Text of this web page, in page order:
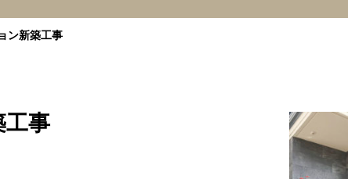
ン新築工事
工事